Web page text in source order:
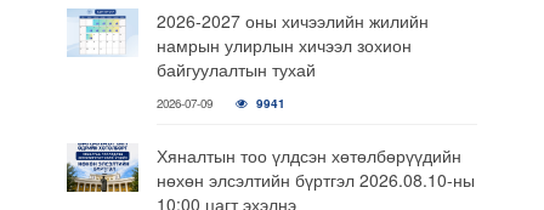
2026-2027 оны хичээлийн жилийн
намрын улирлын хичээл зохион
байгуулалтын тухай
2026-07-09 9941
Хяналтын тоо үлдсэн хөтөлбөрүүдийн
нөхөн элсэлтийн бүртгэл 2026.08.10-ны
10:00 цагт эхэлнэ